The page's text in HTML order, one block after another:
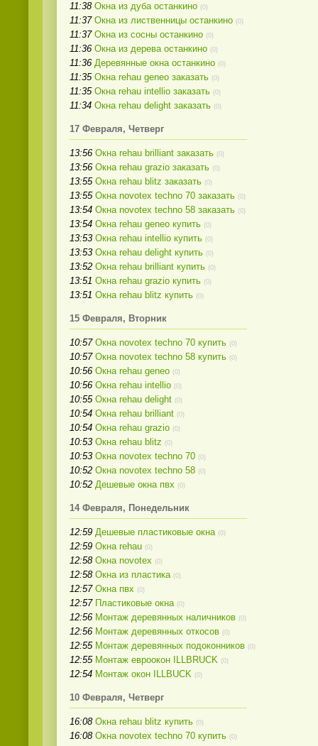
11:38 Окна из дуба останкино (0)
11:37 Окна из лиственницы останкино (0)
11:37 Окна из сосны останкино (0)
11:36 Окна из дерева останкино (0)
11:36 Деревянные окна останкино (0)
11:35 Окна rehau geneo заказать (0)
11:35 Окна rehau intellio заказать (0)
11:34 Окна rehau delight заказать (0)
17 Февраля, Четверг
13:56 Окна rehau brilliant заказать (0)
13:56 Окна rehau grazio заказать (0)
13:55 Окна rehau blitz заказать (0)
13:55 Окна novotex techno 70 заказать (0)
13:54 Окна novotex techno 58 заказать (0)
13:54 Окна rehau geneo купить (0)
13:53 Окна rehau intellio купить (0)
13:53 Окна rehau delight купить (0)
13:52 Окна rehau brilliant купить (0)
13:51 Окна rehau grazio купить (0)
13:51 Окна rehau blitz купить (0)
15 Февраля, Вторник
10:57 Окна novotex techno 70 купить (0)
10:57 Окна novotex techno 58 купить (0)
10:56 Окна rehau geneo (0)
10:56 Окна rehau intellio (0)
10:55 Окна rehau delight (0)
10:54 Окна rehau brilliant (0)
10:54 Окна rehau grazio (0)
10:53 Окна rehau blitz (0)
10:53 Окна novotex techno 70 (0)
10:52 Окна novotex techno 58 (0)
10:52 Дешевые окна пвх (0)
14 Февраля, Понедельник
12:59 Дешевые пластиковые окна (0)
12:59 Окна rehau (0)
12:58 Окна novotex (0)
12:58 Окна из пластика (0)
12:57 Окна пвх (0)
12:57 Пластиковые окна (0)
12:56 Монтаж деревянных наличников (0)
12:56 Монтаж деревянных откосов (0)
12:55 Монтаж деревянных подоконников (0)
12:55 Монтаж евроокон ILLBRUCK (0)
12:54 Монтаж окон ILLBUCK (0)
10 Февраля, Четверг
16:08 Окна rehau blitz купить (0)
16:08 Окна novotex techno 70 купить (0)